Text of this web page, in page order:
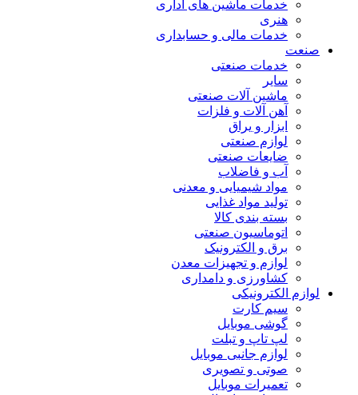
خدمات ماشین های اداری
هنری
خدمات مالی و حسابداری
صنعت
خدمات صنعتی
سایر
ماشین آلات صنعتی
آهن آلات و فلزات
ابزار و یراق
لوازم صنعتی
ضایعات صنعتی
آب و فاضلاب
مواد شیمیایی و معدنی
تولید مواد غذایی
بسته بندی کالا
اتوماسیون صنعتی
برق و الکترونیک
لوازم و تجهیزات معدن
کشاورزی و دامداری
لوازم الکترونیکی
سیم کارت
گوشی موبایل
لپ تاپ و تبلت
لوازم جانبی موبایل
صوتی و تصویری
تعمیرات موبایل